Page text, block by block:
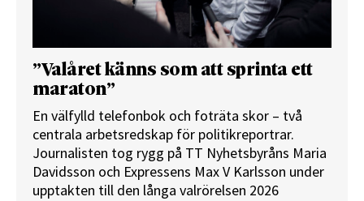
”Valåret känns som att sprinta ett
maraton”
En välfylld telefonbok och foträta skor – två
centrala arbetsredskap för politikreportrar.
Journalisten tog rygg på TT Nyhetsbyråns Maria
Davidsson och Expressens Max V Karlsson under
upptakten till den långa valrörelsen 2026